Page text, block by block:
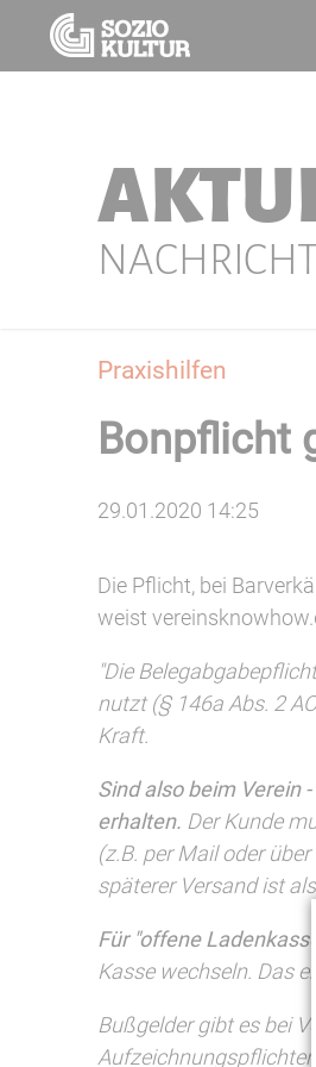
Praxishilfen
Bonpflicht
29.01.2020 14:25
Die Pflicht, bei
weist
"Die
nutzt (§ 146a Abs. 2
Kraft.
Sind also beim Verein
erhalten. Der Kunde
(z.B. per Mail oder
späterer Versand ist
Für "offene
Kasse wechseln. Das
Bußgelder gibt es bei